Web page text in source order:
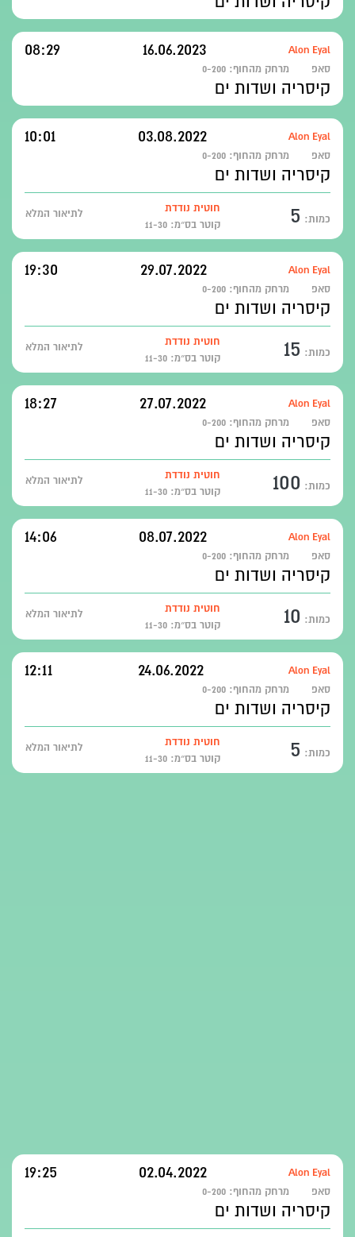
Alon Eyal
16.06.2023
08:29
סאפ מרחק מהחוף: 0-200
קיסריה ושדות ים
Alon Eyal
03.08.2022
10:01
סאפ מרחק מהחוף: 0-200
קיסריה ושדות ים
כמות: 5
חוטית נודדת
קוטר בס״מ: 11-30
לתיאור המלא
Alon Eyal
29.07.2022
19:30
סאפ מרחק מהחוף: 0-200
קיסריה ושדות ים
כמות: 15
חוטית נודדת
קוטר בס״מ: 11-30
לתיאור המלא
Alon Eyal
27.07.2022
18:27
סאפ מרחק מהחוף: 0-200
קיסריה ושדות ים
כמות: 100
חוטית נודדת
קוטר בס״מ: 11-30
לתיאור המלא
Alon Eyal
08.07.2022
14:06
סאפ מרחק מהחוף: 0-200
קיסריה ושדות ים
כמות: 10
חוטית נודדת
קוטר בס״מ: 11-30
לתיאור המלא
Alon Eyal
24.06.2022
12:11
סאפ מרחק מהחוף: 0-200
קיסריה ושדות ים
כמות: 5
חוטית נודדת
קוטר בס״מ: 11-30
לתיאור המלא
Alon Eyal
02.04.2022
19:25
סאפ מרחק מהחוף: 0-200
קיסריה ושדות ים